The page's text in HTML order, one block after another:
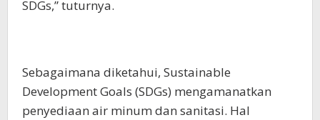
SDGs,” tuturnya.
Sebagaimana diketahui, Sustainable
Development Goals (SDGs) mengamanatkan
penyediaan air minum dan sanitasi. Hal